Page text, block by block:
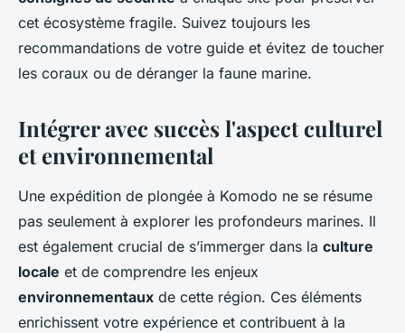
cet écosystème fragile. Suivez toujours les
recommandations de votre guide et évitez de toucher
les coraux ou de déranger la faune marine.
Intégrer avec succès l'aspect culturel
et environnemental
Une expédition de plongée à Komodo ne se résume
pas seulement à explorer les profondeurs marines. Il
est également crucial de s’immerger dans la culture
locale et de comprendre les enjeux
environnementaux de cette région. Ces éléments
enrichissent votre expérience et contribuent à la